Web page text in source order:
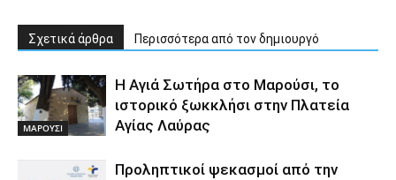
Σχετικά άρθρα Περισσότερα από τον δημιουργό
ΜΑΡΟΥΣΙ
Η Αγιά Σωτήρα στο Μαρούσι, το
ιστορικό ξωκκλήσι στην Πλατεία
Αγίας Λαύρας
Προληπτικοί ψεκασμοί από την